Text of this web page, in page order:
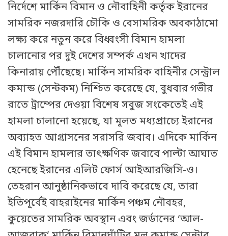
নির্দেশে মার্কিন বিমান ও নৌবাহিনী কর্তৃক ইরানের
সামরিক নজরদারি চৌকি ও বেসামরিক অবকাঠামো
লক্ষ্য করে নতুন করে বিধ্বংসী বিমান হামলা
চালানোর পর দুই দেশের সম্পর্ক এখন খাদের
কিনারায় পৌঁছেছে। মার্কিন সামরিক বাহিনীর সেন্ট্রাল
কমান্ড (সেন্টকম) নিশ্চিত করেছে যে, বুধবার গভীর
রাতে ট্রাম্পের দেওয়া বিশেষ সবুজ সংকেতেই এই
হামলা চালানো হয়েছে, যা মূলত মধ্যপ্রাচ্যে ইরানের
অব্যাহত আগ্রাসনের সরাসরি জবাব। এদিকে মার্কিন
এই বিমান হামলার তাৎক্ষণিক জবাবে পাল্টা আঘাত
হেনেছে ইরানের এলিট ফোর্স আইআরজিসি-ও।
তেহরান আনুষ্ঠানিকভাবে দাবি করেছে যে, তারা
ইতিপূর্বেই বাহরাইনের মার্কিন পঞ্চম নৌবহর,
কুয়েতের সামরিক অবস্থান এবং জর্ডানের ‘আল-